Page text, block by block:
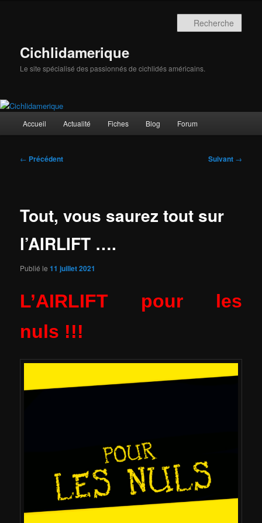
Cichlidamerique
Le site spécialisé des passionnés de cichlidés américains.
principal
Accueil Actualité Fiches Blog Forum
Navigation
← Précédent Suivant →
Tout, vous saurez tout sur
l’AIRLIFT ….
Publié le11 juillet 2021
L’AIRLIFT pour les
nuls !!!